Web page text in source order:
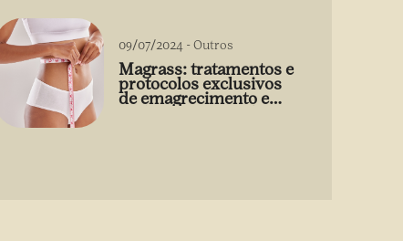
09/07/2024 -Outros
Magrass: tratamentos e
protocolos exclusivos
de emagrecimento e
estética sem uso de